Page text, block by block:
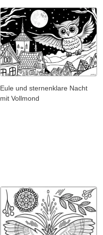
Eule und sternenklare Nacht
mit Vollmond